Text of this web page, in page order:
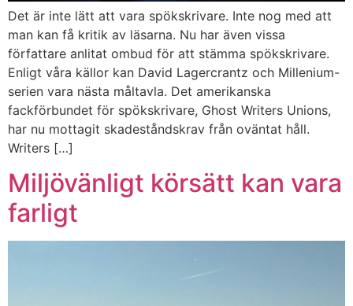
Det är inte lätt att vara spökskrivare. Inte nog med att
man kan få kritik av läsarna. Nu har även vissa
författare anlitat ombud för att stämma spökskrivare.
Enligt våra källor kan David Lagercrantz och Millenium-
serien vara nästa måltavla. Det amerikanska
fackförbundet för spökskrivare, Ghost Writers Unions,
har nu mottagit skadeståndskrav från oväntat håll.
Writers […]
Miljövänligt körsätt kan vara
farligt